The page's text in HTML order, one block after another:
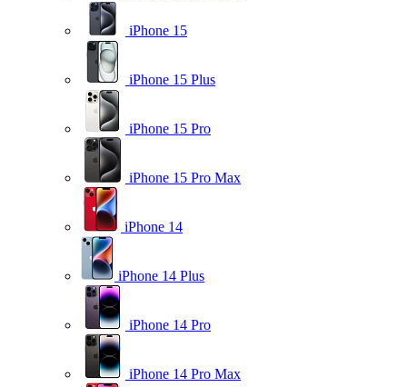
iPhone 15
iPhone 15 Plus
iPhone 15 Pro
iPhone 15 Pro Max
iPhone 14
iPhone 14 Plus
iPhone 14 Pro
iPhone 14 Pro Max